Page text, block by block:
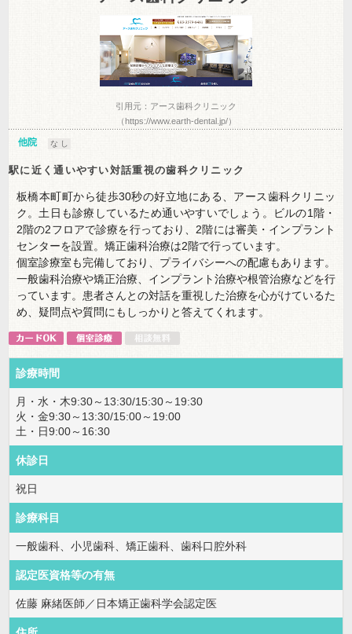
引用元：アース歯科クリニック
（https://www.earth-dental.jp/）
他院 な し
駅に近く通いやすい対話重視の歯科クリニック
板橋本町町から徒歩30秒の好立地にある、アース歯科クリニッ
ク。土日も診療しているため通いやすいでしょう。ビルの1階・
2階の2フロアで診療を行っており、2階には審美・インプラント
センターを設置。矯正歯科治療は2階で行っています。
個室診療室も完備しており、プライバシーへの配慮もあります。
一般歯科治療や矯正治療、インプラント治療や根管治療などを行
っています。患者さんとの対話を重視した治療を心がけているた
め、疑問点や質問にもしっかりと答えてくれます。
診療時間
月・水・木9:30～13:30/15:30～19:30
火・金9:30～13:30/15:00～19:00
土・日9:00～16:30
休診日
祝日
診療科目
一般歯科、小児歯科、矯正歯科、歯科口腔外科
認定医資格等の有無
佐藤 麻緒医師／日本矯正歯科学会認定医